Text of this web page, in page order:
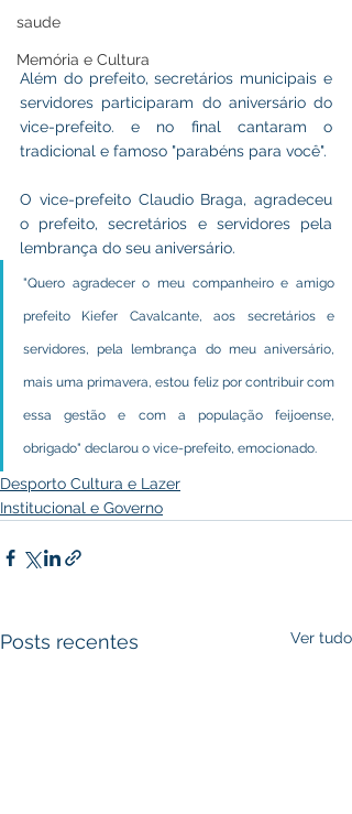
saude
Memória e Cultura
Além do prefeito, secretários municipais e
servidores participaram do aniversário do
vice-prefeito. e no final cantaram o
tradicional e famoso "parabéns para você".
O vice-prefeito Claudio Braga, agradeceu
o prefeito, secretários e servidores pela
lembrança do seu aniversário.
"Quero agradecer o meu companheiro e amigo
prefeito Kiefer Cavalcante, aos secretários e
servidores, pela lembrança do meu aniversário,
mais uma primavera, estou feliz por contribuir com
essa gestão e com a população feijoense,
obrigado" declarou o vice-prefeito, emocionado.
Desporto Cultura e Lazer
Institucional e Governo
Posts recentes Ver tudo